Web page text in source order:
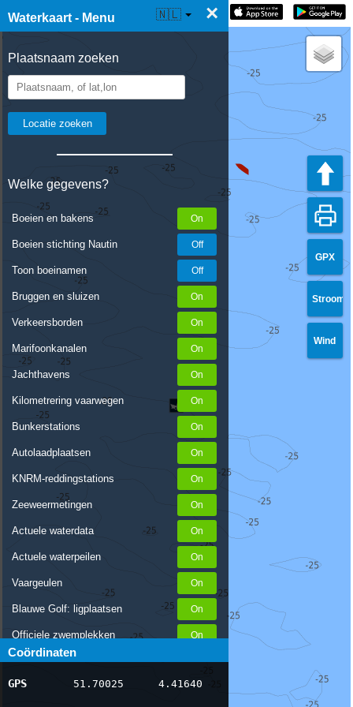
Waterkaart - Menu ×
Plaatsnaam zoeken
Welke gegevens?
Boeien en bakens
Boeien stichting Nautin
Toon boeinamen
Bruggen en sluizen
Verkeersborden
Marifoonkanalen
Jachthavens
Kilometrering vaarwegen
Bunkerstations
Autolaadplaatsen
KNRM-reddingstations
Zeeweermetingen
Actuele waterdata
Actuele waterpeilen
Vaargeulen
Blauwe Golf: ligplaatsen
Officiele zwemplekken
Stremmingen/hinder
AIS scheepsposities
Coördinaten
GPS 51.70025 4.41640
☰ Waterkaart Live 🇳🇱
GPX
Stroom
Wind